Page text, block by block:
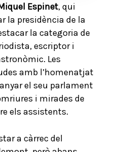
Espinet, qui
la presidència de la
la categoria de
escriptor i
Les
amb l’homenatjat
el seu parlament
i mirades de
els assistents.
a càrrec del